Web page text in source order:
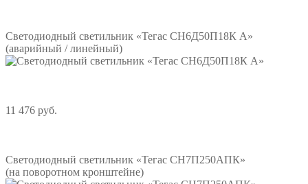
Светодиодный светильник «Тегас СН6Д50П18К А»
(аварийный / линейный)
11 476 руб.
Светодиодный светильник «Тегас СН7П250АПК»
(на поворотном кронштейне)